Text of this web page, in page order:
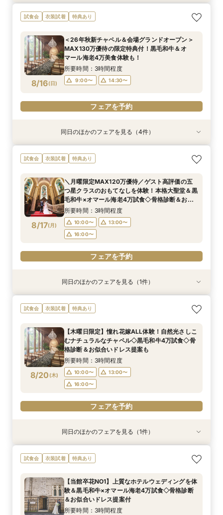
8/15(土)
【緑に囲まれたガーデン付上質ホテル】開放的な
上質空間＆卒花人気の演出体験！黒毛和牛4万試
所要時間：3時間程度
9:00〜 14:30〜
フェアを予約
8/15(土)
【歴史感じる独立ステンドグラス大聖堂】記憶に
残る圧巻の空間美＆おもてなし美食を体験！黒毛
所要時間：3時間程度
9:00〜 14:30〜
フェアを予約
8/15(土)
【洗練されたホテルウェディング】五ツ星クラス
のおもてなしを体験！黒毛和牛4万試食で美食を
所要時間：3時間程度
9:00〜 14:30〜
フェアを予約
8/15(土)
＜26年秋新チャペル＆会場グランドオープン＞
MAX130万優待の限定特典付！黒毛和牛＆オ
所要時間：3時間程度
9:05〜 14:30〜
フェアを予約
試食会 衣装試着 特典あり
8/16(日)
＜26年秋新チャペル＆会場グランドオープン＞
MAX130万優待の限定特典付！黒毛和牛＆オ
マール海老4万美食体験も！
所要時間：3時間程度
9:00〜 14:30〜
フェアを予約
衣装試着 特典あり
8/16(日)
【緑に囲まれたガーデン付上質ホテル】開放的な
上質空間＆卒花人気の演出体験！黒毛和牛4万試
所要時間：3時間程度
9:00〜 14:30〜
フェアを予約
衣装試着 特典あり
8/16(日)
【歴史感じる独立ステンドグラス大聖堂】記憶に
残る圧巻の空間美＆おもてなし美食を体験！黒毛
所要時間：3時間程度
9:00〜 14:30〜
フェアを予約
衣装試着 特典あり
8/16(日)
【洗練されたホテルウェディング】五ツ星クラス
のおもてなしを体験！黒毛和牛4万試食で美食を
所要時間：3時間程度
9:00〜 14:30〜
フェアを予約
衣装試着 特典あり
8/16(日)
【初見学におすすめ】予算や日程、不安な事は何
でも相談OK＊選べる3つの会場見学&黒毛和牛4
所要時間：3時間程度
9:05〜 14:30〜
フェアを予約
同日のほかのフェアを見る（4件）
試食会 衣装試着 特典あり
8/17(月)
＼月曜限定MAX120万優待／ゲスト高評価の五
つ星クラスのおもてなしを体験！本格大聖堂＆黒
毛和牛×オマール海老4万試食◇骨格診断＆お似
合いドレス提案付
所要時間：3時間程度
10:00〜
13:00〜
16:00〜
フェアを予約
衣装試着 特典あり
8/17(月)
【初見学におすすめ】相談会×上質ホテルウェ
ディング体験＊選べる3つの会場見学&黒毛和牛4
所要時間：3時間程度
10:00〜
13:00〜
16:00〜
フェアを予約
同日のほかのフェアを見る（1件）
試食会 衣装試着 特典あり
8/20 (木)
【木曜日限定】憧れ花嫁ALL体験！自然光さしこ
むナチュラルなチャペル◇黒毛和牛4万試食◇骨
格診断＆お似合いドレス提案も
所要時間：3時間程度
10:00〜
13:00〜
16:00〜
フェアを予約
衣装試着 特典あり
8/20(木)
【初見学におすすめ】相談会×上質ホテルウェ
ディング体験＊選べる3つの会場見学&黒毛和牛4
所要時間：3時間程度
10:00〜
13:00〜
16:00〜
同日のほかのフェアを見る（1件）
試食会 衣装試着 特典あり
【当館卒花NO1】上質なホテルウェディングを体
験＆黒毛和牛×オマール海老4万試食◇骨格診断
＆お似合いドレス提案付
所要時間：3時間程度